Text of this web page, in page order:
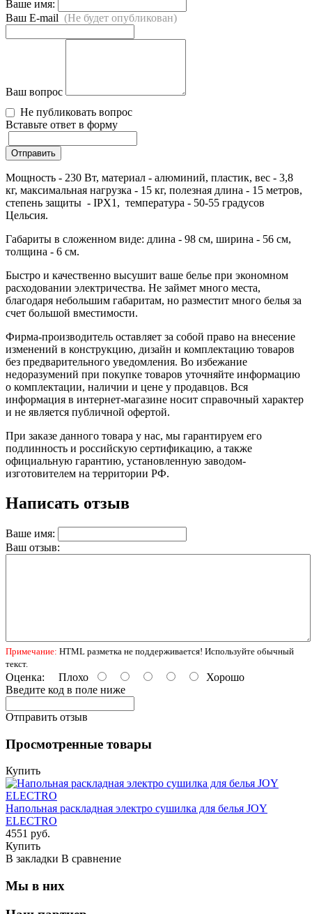
Ваше имя:
Ваш E-mail (Не будет опубликован)
Ваш вопрос
Не публиковать вопрос
Вставьте ответ в форму
Отправить
Мощность - 230 Вт, материал - алюминий, пластик, вес - 3,8
кг, максимальная нагрузка - 15 кг, полезная длина - 15 метров,
степень защиты - IPX1, температура - 50-55 градусов
Цельсия.
Габариты в сложенном виде: длина - 98 см, ширина - 56 см,
толщина - 6 см.
Быстро и качественно высушит ваше белье при экономном
расходовании электричества. Не займет много места,
благодаря небольшим габаритам, но разместит много белья за
счет большой вместимости.
Фирма-производитель оставляет за собой право на внесение
изменений в конструкцию, дизайн и комплектацию товаров
без предварительного уведомления. Во избежание
недоразумений при покупке товаров уточняйте информацию
о комплектации, наличии и цене у продавцов. Вся
информация в интернет-магазине носит справочный характер
и не является публичной офертой.
При заказе данного товара у нас, мы гарантируем его
подлинность и российскую сертификацию, а также
официальную гарантию, установленную заводом-
изготовителем на территории РФ.
Написать отзыв
Ваше имя:
Ваш отзыв:
Примечание: HTML разметка не поддерживается! Используйте обычный
текст.
Оценка: Плохо
Хорошо
Введите код в поле ниже
Отправить отзыв
Просмотренные товары
Купить
Напольная раскладная электро сушилка для белья JOY
ELECTRO
4551 руб.
Купить
В закладки В сравнение
Мы в них